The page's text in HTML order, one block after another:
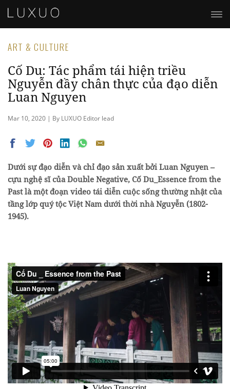
ART & CULTURE
Cố Du: Tác phẩm tái hiện triều
Nguyễn đầy chân thực của đạo diễn
Luan Nguyen
Mar 10, 2020 | By LUXUO Editor lead
Dưới sự đạo diễn và chỉ đạo sản xuất bởi Luan Nguyen –
cựu nghệ sĩ của Double Negative, Cố Du_Essence from the
Past là một đoạn video tái diễn cuộc sống thường nhật của
tầng lớp quý tộc Việt Nam dưới thời nhà Nguyễn (1802-
1945).